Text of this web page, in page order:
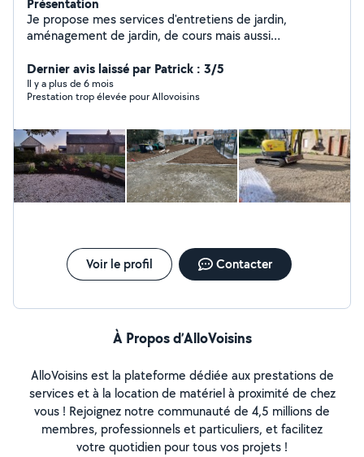
Je propose mes services d'entretiens de jardin,
aménagement de jardin, de cours mais aussi
propose aussi entretien et la création de potager, mais
aussi création de gazon et entretien de prairies et de
verger Je propose aussi la location de petit matériel.
Dernier avis laissé par Patrick : 3/5
Il y a plus de 6 mois
Prestation trop élevée pour Allovoisins
Voir le profil Contacter
À Propos d’AlloVoisins
AlloVoisins est la plateforme dédiée aux prestations de
services et à la location de matériel à proximité de chez
vous ! Rejoignez notre communauté de 4,5 millions de
membres, professionnels et particuliers, et facilitez
votre quotidien pour tous vos projets !